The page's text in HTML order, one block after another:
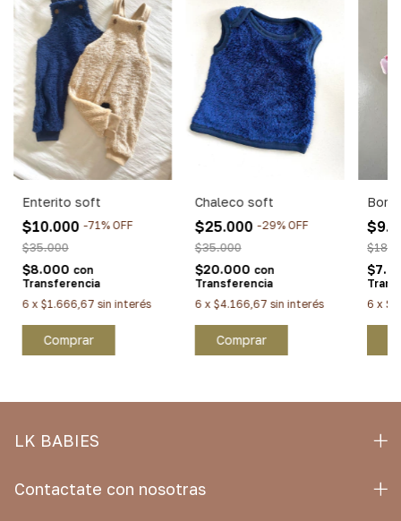
Enterito soft
$10.000 -71% OFF
$35.000
$8.000 con
Transferencia
6 x $1.666,67 sin interés
Comprar
Chaleco soft
$25.000 -29% OFF
$35.000
$20.000 con
Transferencia
6 x $4.166,67 sin interés
Comprar
6 x
LK BABIES
Contactate con nosotras